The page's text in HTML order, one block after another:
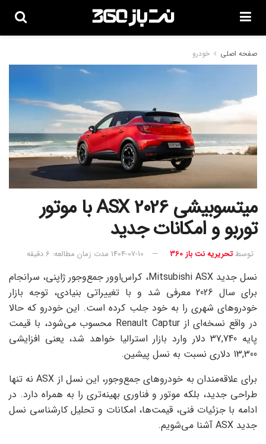
صفحه اصلی خودرو
میتسوبیشی ASX 2026 با موتور
توربو و امکانات جدید
توسطتحریریه نت باز 360 1404-07-10 مدت زمان مطالعه: 6 دقیقه
نسل جدید Mitsubishi ASX، کراس‌اوور جمع‌وجور ژاپنی، سرانجام
برای سال 2026 معرفی شد و با تغییراتی بنیادی، توجه بازار
خودروهای شهری را به خود جلب کرده است. این خودرو که حالا
در واقع نسخه‌ای از Renault Captur محسوب می‌شود، با قیمت
پایه 37,740 دلار وارد بازار استرالیا خواهد شد، یعنی افزایشی
13,300 دلاری نسبت به نسل پیشین.
برای علاقه‌مندان به خودروهای جمع‌وجور، این نسل از ASX نه تنها
طراحی جدید، بلکه موتور و فناوری بهینه‌تری را به همراه دارد. در
ادامه با جزئیات فنی، قیمت‌ها، امکانات و تحلیل کارشناسی نسل
جدید ASX آشنا می‌شویم.